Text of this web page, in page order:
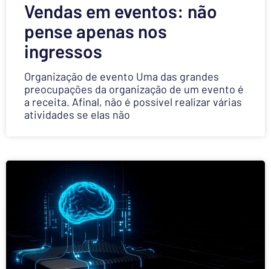
Vendas em eventos: não
pense apenas nos
ingressos
Organização de evento Uma das grandes
preocupações da organização de um evento é
a receita. Afinal, não é possível realizar várias
atividades se elas não